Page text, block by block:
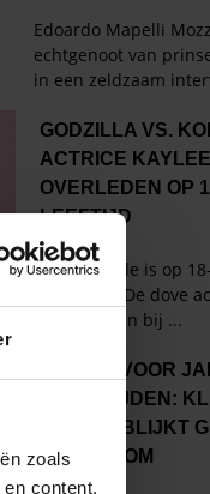
zoals
content,